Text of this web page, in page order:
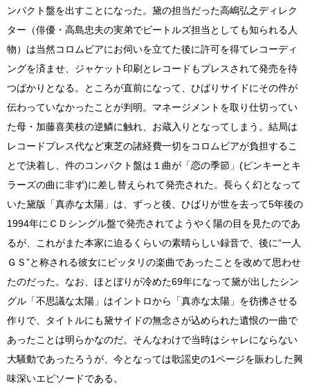
ンパクト盤を出すことになった。黛の担当だった高嶋弘之ディレク
ター（俳優・高島忠夫の実弟でビートルズ担当としても知られる人
物）は当然コロムビアにお伺いを立てた後に許可を得てレコーディ
ングを済ませ、ジャケット印刷とレコードもプレスされて発売を待
つばかりとなる。ところが直前になって、ひばりサイドにその件が
伝わっていなかったことが判明。マネージメントを取り仕切ってい
た母・加藤喜美枝の逆鱗に触れ、お蔵入りとなってしまう。結局は
レコードプレス代など東芝の諸経費一切をコロムビアが負担するこ
とで決着し、件のコンパクト盤は１曲が「恋の季節」(ピンキーとキ
ラーズの曲に非ず)に差し替えられて発売された。長らく幻となって
いた黛版「真赤な太陽」は、ずっと後、ひばりが世を去って5年後の
1994年にＣＤシングル盤で発売されてようやく陽の目を見たのであ
るが、これがまた本家に迫るくらいの素晴らしい録音で、後に“一人
ＧＳ”と称される彼女にピッタリの楽曲であったことを改めて思わせ
たのだった。なお、ほとぼりが冷めた69年になって黛が出したシン
グル「不思議な太陽」はイントロから「真赤な太陽」を彷彿させる
作りで、タイトルにも黛サイドの無念さが込められた遺恨の一曲で
あったことは明らかなのだ。そんなわけで当時はシャレにならない
大騒動であったろうが、今となっては歌謡史の1ページを賑わした興
味深いエピソードである。